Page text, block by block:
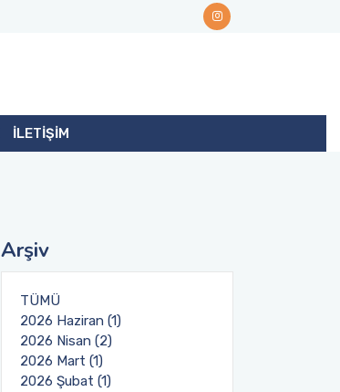
İLETİŞİM
Arşiv
TÜMÜ
2026 Haziran (1)
2026 Nisan (2)
2026 Mart (1)
2026 Şubat (1)